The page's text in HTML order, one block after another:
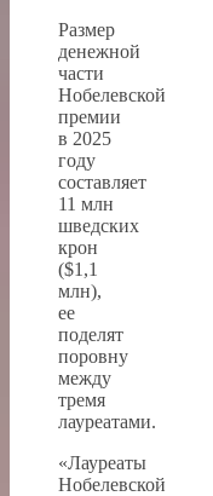
Размер
денежной
части
Нобелевской
премии
в 2025
году
составляет
11 млн
шведских
крон
($1,1
млн),
ее
поделят
поровну
между
тремя
лауреатами.
«Лауреаты
Нобелевской